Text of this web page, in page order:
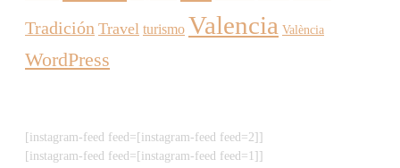
Tradición Travel turismo Valencia València
WordPress
[instagram-feed feed=[instagram-feed feed=2]]
[instagram-feed feed=[instagram-feed feed=1]]